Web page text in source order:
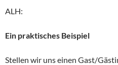
ALH:
Ein praktisches Beispiel
Stellen wir uns einen Gast/